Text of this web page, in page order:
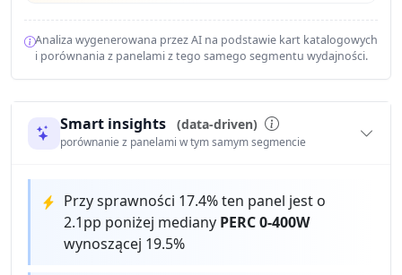
Analiza wygenerowana przez AI na podstawie kart katalogowych
i porównania z panelami z tego samego segmentu wydajności.
Smart insights (data-driven)
porównanie z panelami w tym samym segmencie
Przy sprawności 17.4% ten panel jest o
2.1pp poniżej mediany PERC 0-400W
wynoszącej 19.5%